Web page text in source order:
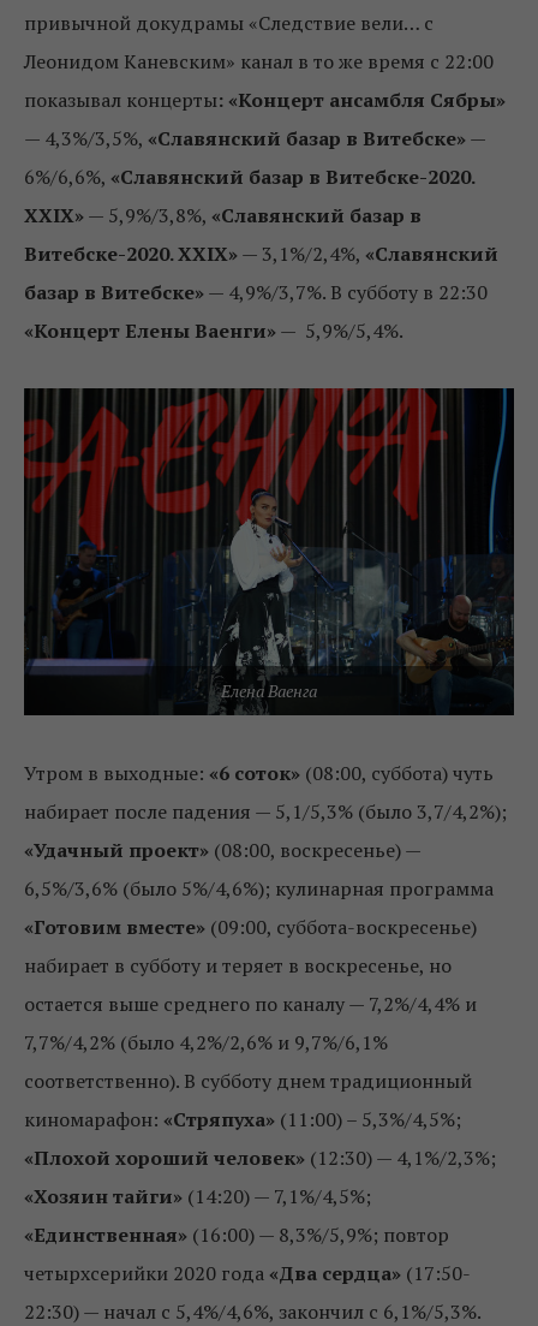
привычной докудрамы «Следствие вели… с
Леонидом Каневским» канал в то же время с 22:00
показывал концерты: «Концерт ансамбля Сябры»
— 4,3%/3,5%, «Славянский базар в Витебске»—
6%/6,6%, «Славянский базар в Витебске-2020.
XXIX»— 5,9%/3,8%, «Славянский базар в
Витебске-2020. XXIX»— 3,1%/2,4%, «Славянский
базар в Витебске»— 4,9%/3,7%. В субботу в 22:30
«Концерт Елены Ваенги»— 5,9%/5,4%.
Елена Ваенга
Утром в выходные: «6 соток» (08:00, суббота) чуть
набирает после падения — 5,1/5,3% (было 3,7/4,2%);
«Удачный проект» (08:00, воскресенье) —
6,5%/3,6% (было 5%/4,6%); кулинарная программа
«Готовим вместе» (09:00, суббота-воскресенье)
набирает в субботу и теряет в воскресенье, но
остается выше среднего по каналу — 7,2%/4,4% и
7,7%/4,2% (было 4,2%/2,6% и 9,7%/6,1%
соответственно). В субботу днем традиционный
киномарафон: «Стряпуха» (11:00) – 5,3%/4,5%;
«Плохой хороший человек» (12:30) — 4,1%/2,3%;
«Хозяин тайги» (14:20) — 7,1%/4,5%;
«Единственная» (16:00) — 8,3%/5,9%; повтор
четырхсерийки 2020 года «Два сердца» (17:50-
22:30) — начал с 5,4%/4,6%, закончил с 6,1%/5,3%.